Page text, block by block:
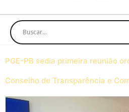
PGE-PB sedia primeira reunião
Conselho de Transparência e